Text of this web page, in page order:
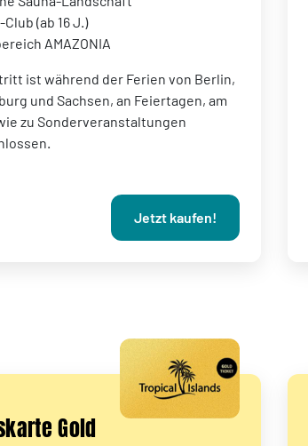
(ab 16 J.)
AMAZONIA
ist während der Ferien von Berlin,
und Sachsen, an Feiertagen, am
zu Sonderveranstaltungen
Jetzt kaufen!
Gold